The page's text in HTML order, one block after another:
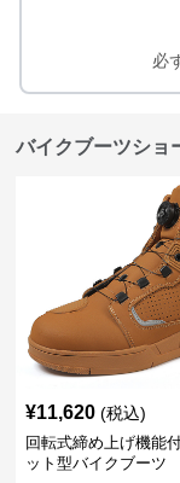
必
バイクブーツシ
¥11,620 (税込)
回転式締め上げ機能
ット型バイクブーツ